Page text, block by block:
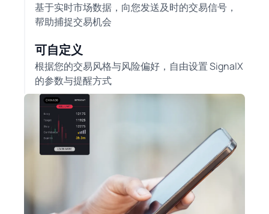
基于实时市场数据，向您发送及时的交易信号，
帮助捕捉交易机会
可自定义
根据您的交易风格与风险偏好，自由设置 SignalX
的参数与提醒方式